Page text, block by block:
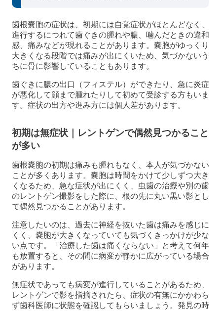
歯根嚢胞の症状は、初期には自覚症状がほとんどなく、
進行するにつれて歯ぐきの腫れや膿、噛んだときの違和
感、痛みなどが現れることがあります。嚢胞がゆっくり
大きくなる段階では痛みが出にくいため、気づかないう
ちに骨に影響していることもあります。
歯ぐきに膿の出口（フィステル）ができたり、急に炎症
が悪化して顔まで腫れたりして初めて受診する方もいま
す。症状の出方や進み方には個人差があります。
初期は無症状｜レントゲンで偶然見つかること
が多い
歯根嚢胞の初期は痛みも腫れもなく、本人が気づかない
ことが多くあります。嚢胞は時間をかけて少しずつ大き
くなるため、急な症状が出にくく、虫歯の治療や別の歯
のレントゲン撮影をした際に、根の先に丸い黒い影とし
て偶然見つかることがあります。
注意したいのは、過去に神経を抜いた歯は痛みを感じに
くく、嚢胞が大きくなっていても気づくきっかけが少な
い点です。「治療した歯は痛くならない」と考えて何年
も放置すると、その間に病変が静かに広がっている場合
があります。
無症状であっても病変が進行していることがあるため、
レントゲンで影を指摘されたら、症状の有無にかかわら
ず歯科医師に状態を確認してもらいましょう。発見の時